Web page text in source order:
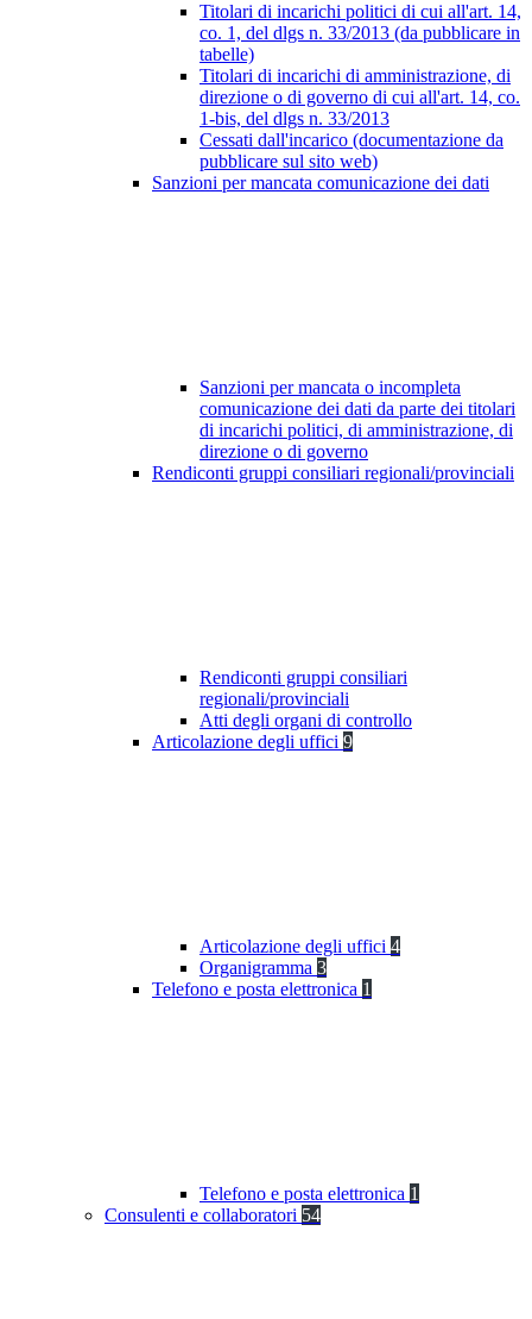
Titolari di incarichi politici di cui all'art. 14,
co. 1, del dlgs n. 33/2013 (da pubblicare in
tabelle)
Titolari di incarichi di amministrazione, di
direzione o di governo di cui all'art. 14, co.
1-bis, del dlgs n. 33/2013
Cessati dall'incarico (documentazione da
pubblicare sul sito web)
Sanzioni per mancata comunicazione dei dati
Sanzioni per mancata o incompleta
comunicazione dei dati da parte dei titolari
di incarichi politici, di amministrazione, di
direzione o di governo
Rendiconti gruppi consiliari regionali/provinciali
Rendiconti gruppi consiliari
regionali/provinciali
Atti degli organi di controllo
Articolazione degli uffici 9
Articolazione degli uffici 4
Organigramma 3
Telefono e posta elettronica 1
Telefono e posta elettronica 1
Consulenti e collaboratori 54